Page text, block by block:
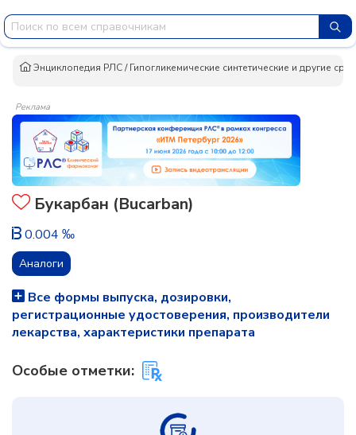
Энциклопедия РЛС/Гипогликемические синтетические и другие
Реклама
Букарбан (Bucarban)
0.004 ‰
Аналоги
Все формы выпуска, дозировки,
регистрационные удостоверения, производители
лекарства, характеристики препарата
Особые отметки: